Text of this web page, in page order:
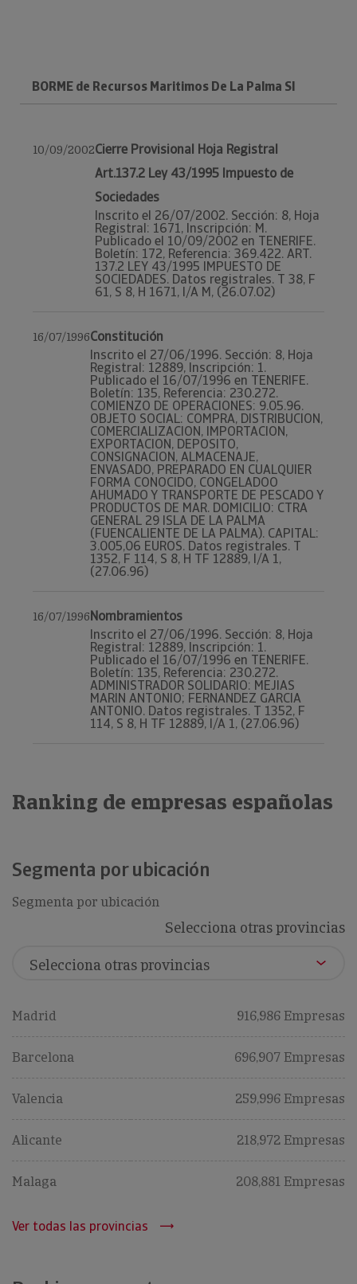
BORME de Recursos Maritimos De La Palma Sl
10/09/2002Cierre Provisional Hoja Registral
Art.137.2 Ley 43/1995 Impuesto de
Sociedades
Inscrito el 26/07/2002. Sección: 8, Hoja
Registral: 1671, Inscripción: M.
Publicado el 10/09/2002 en TENERIFE.
Boletín: 172, Referencia: 369.422. ART.
137.2 LEY 43/1995 IMPUESTO DE
SOCIEDADES. Datos registrales. T 38, F
61, S 8, H 1671, I/A M, (26.07.02)
16/07/1996Constitución
Inscrito el 27/06/1996. Sección: 8, Hoja
Registral: 12889, Inscripción: 1.
Publicado el 16/07/1996 en TENERIFE.
Boletín: 135, Referencia: 230.272.
COMIENZO DE OPERACIONES: 9.05.96.
OBJETO SOCIAL: COMPRA, DISTRIBUCION,
COMERCIALIZACION, IMPORTACION,
EXPORTACION, DEPOSITO,
CONSIGNACION, ALMACENAJE,
ENVASADO, PREPARADO EN CUALQUIER
FORMA CONOCIDO, CONGELADOO
AHUMADO Y TRANSPORTE DE PESCADO Y
PRODUCTOS DE MAR. DOMICILIO: CTRA
GENERAL 29 ISLA DE LA PALMA
(FUENCALIENTE DE LA PALMA). CAPITAL:
3.005,06 EUROS. Datos registrales. T
1352, F 114, S 8, H TF 12889, I/A 1,
(27.06.96)
16/07/1996Nombramientos
Inscrito el 27/06/1996. Sección: 8, Hoja
Registral: 12889, Inscripción: 1.
Publicado el 16/07/1996 en TENERIFE.
Boletín: 135, Referencia: 230.272.
ADMINISTRADOR SOLIDARIO: MEJIAS
MARIN ANTONIO; FERNANDEZ GARCIA
ANTONIO. Datos registrales. T 1352, F
114, S 8, H TF 12889, I/A 1, (27.06.96)
Ranking de empresas españolas
Segmenta por ubicación
Segmenta por ubicación
Selecciona otras provincias
Madrid 916,986 Empresas
Barcelona 696,907 Empresas
Valencia 259,996 Empresas
Alicante 218,972 Empresas
Malaga 208,881 Empresas
Ver todas las provincias